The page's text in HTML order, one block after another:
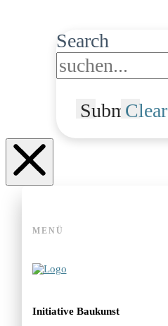
Search
SubmitClear
MENÜ
Initiative Baukunst